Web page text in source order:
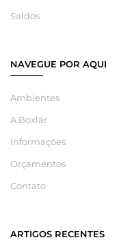
Saldos
NAVEGUE POR AQUI
Ambientes
A Boxlar
Informações
Orçamentos
Contato
ARTIGOS RECENTES